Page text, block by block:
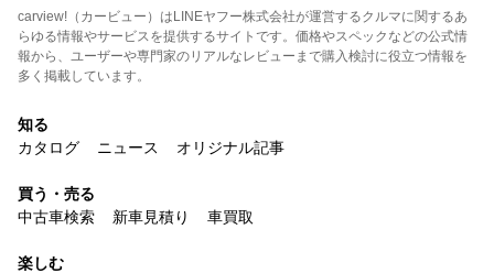
carview!（カービュー）はLINEヤフー株式会社が運営するクルマに関するあ
らゆる情報やサービスを提供するサイトです。価格やスペックなどの公式情
報から、ユーザーや専門家のリアルなレビューまで購入検討に役立つ情報を
多く掲載しています。
知る
カタログ
ニュース オリジナル記事
買う・売る
中古車検索
新車見積り 車買取
楽しむ